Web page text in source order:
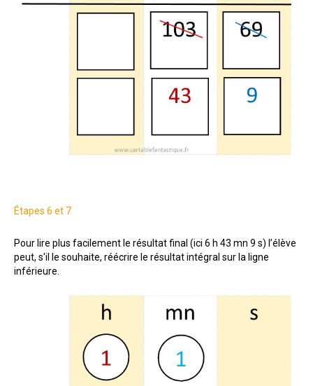
Étapes 6 et 7
Pour lire plus facilement le résultat final (ici 6 h 43 mn 9 s) l’élève
peut, s'il le souhaite, réécrire le résultat intégral sur la ligne
inférieure.